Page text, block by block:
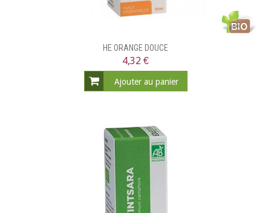
HE ORANGE DOUCE
4,32 €
Ajouter au panier